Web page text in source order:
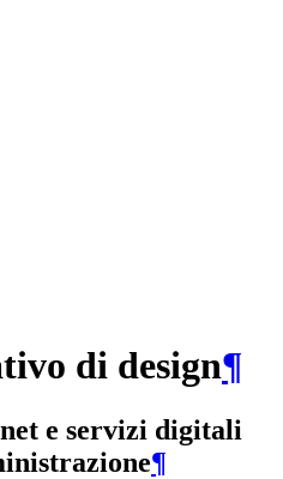
di design¶
e servizi digitali
¶